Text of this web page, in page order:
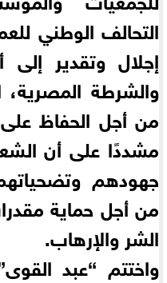
التحالف الوطني
إجلال وتقدير إلى
والشرطة
من أجل الحفاظ
مشددًا على أن
جهودهم
من أجل حماية
الشر والإرهاب.
واختتم “عبد